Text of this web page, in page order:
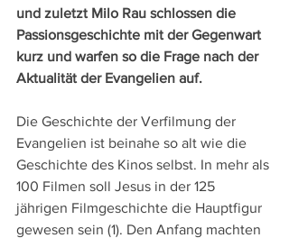
und zuletzt Milo Rau schlossen die
Passionsgeschichte mit der Gegenwart
kurz und warfen so die Frage nach der
Aktualität der Evangelien auf.
Die Geschichte der Verfilmung der
Evangelien ist beinahe so alt wie die
Geschichte des Kinos selbst. In mehr als
100 Filmen soll Jesus in der 125
jährigen Filmgeschichte die Hauptfigur
gewesen sein (1). Den Anfang machten